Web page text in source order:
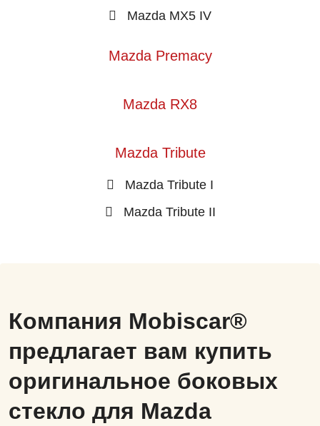
Mazda MX5 IV
Mazda Premacy
Mazda RX8
Mazda Tribute
Mazda Tribute I
Mazda Tribute II
Компания Mobiscar®
предлагает вам купить
оригинальное боковых
стекло для Mazda